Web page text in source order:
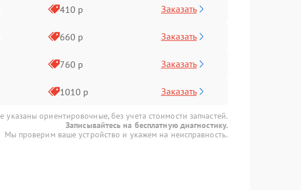
410 р Заказать
660 р Заказать
760 р Заказать
1010 р Заказать
указаны ориентировочные, без учета стоимости запчастей.
Записывайтесь на бесплатную диагностику.
Мы проверим ваше устройство и укажем на неисправность.